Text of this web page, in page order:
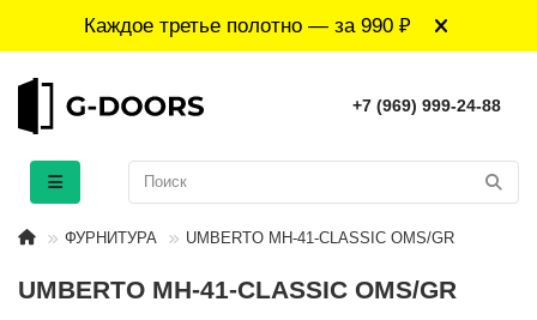
Каждое третье полотно — за 990 ₽
+7 (969) 999-24-88
ФУРНИТУРА UMBERTO MH-41-CLASSIC OMS/GR
UMBERTO MH-41-CLASSIC OMS/GR